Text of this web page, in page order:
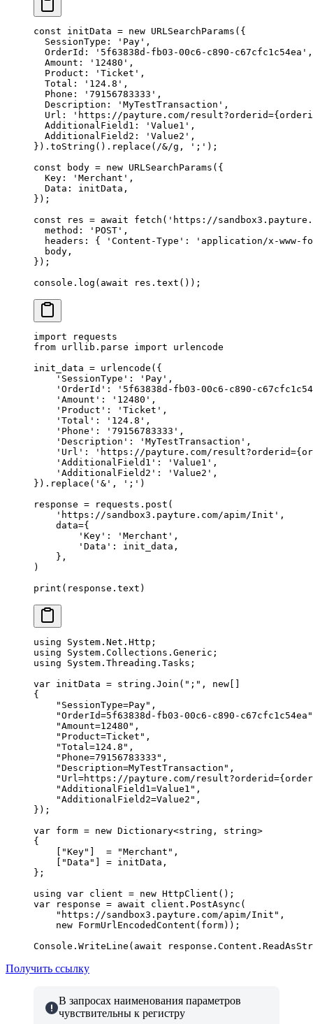
const initData = new URLSearchParams ({
  SessionType:
'Pay' ,
  OrderId:
'5f63838d-fb03-00c6-c890-c67cfc1c54ea' ,
  Amount:
'12480' ,
  Product:
'Ticket' ,
  Total:
'124.8' ,
  Phone:
'79156783333' ,
  Description:
'MyTestTransaction' ,
  Url:
'https://payture.com/
  AdditionalField1:
'Value1' ,
  AdditionalField2:
'Value2' ,
}). toString (). replace ( /&/g , ';' );
const body = new URLSearchParams ({
  Key:
'Merchant' ,
  Data: initData,
});
const res = await fetch ( 'https://
  method:
'POST' ,
  headers: {
'Content-Type' :
'application/x-www-
  body,
});
console. log ( await res. text ());
import requests
from urllib.parse import urlencode
init_data = urlencode({
    'SessionType'
: 'Pay' ,
    'OrderId'
:
'5f63838d-fb03-00c6-c890-
    'Amount'
: '12480' ,
    'Product'
: 'Ticket' ,
    'Total'
: '124.8' ,
    'Phone'
: '79156783333' ,
    'Description'
: 'MyTestTransaction' ,
    'Url'
: 'https://payture.com/result?orderid=
    'AdditionalField1'
: 'Value1' ,
    'AdditionalField2'
: 'Value2' ,
}).replace( '&' , ';' )
response = requests.post(
    'https://sandbox3.payture.com/apim/Init'
,
    data
={
        'Key'
: 'Merchant' ,
        'Data'
: init_data,
    },
)
print (response.text)
using System . Net . Http ;
using System . Collections . Generic ;
using System . Threading . Tasks ;
var initData = string . Join ( ";" , new
{
    "SessionType=Pay"
,
    "OrderId=5f63838d-fb03-00c6-c890-c67cfc1c54ea"
    "Amount=12480"
,
    "Product=Ticket"
,
    "Total=124.8"
,
    "Phone=79156783333"
,
    "Description=MyTestTransaction"
,
"Url=https://payture.com/
    "AdditionalField1=Value1"
,
    "AdditionalField2=Value2"
,
});
var form = new Dictionary<string , string>
{
"Key" = "Merchant" ,
"Data" = initData,
};
using var client = new HttpClient ();
var response = await client. PostAsync (
    "https://sandbox3.payture.com/apim/Init"
,
    new
FormUrlEncodedContent (form));
Console. WriteLine ( await response.Content.
Получить ссылку
В запросах наименования параметров
чувствительны к регистру